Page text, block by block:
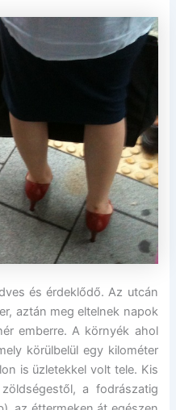
és érdeklődő. Az utcán
aztán meg eltelnek napok
emberre. A környék ahol
körülbelül egy kilométer
is üzletekkel volt tele. Kis
a fodrászatig